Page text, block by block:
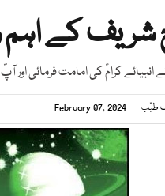
شریف کے اہم
کرامؑ کی امامت فرمائی اور
طیّب February 07, 2024